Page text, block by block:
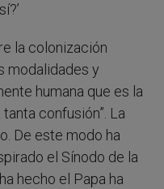
la colonización
modalidades y
humana que es la
confusión”. La
De este modo ha
el Sínodo de la
hecho el Papa ha